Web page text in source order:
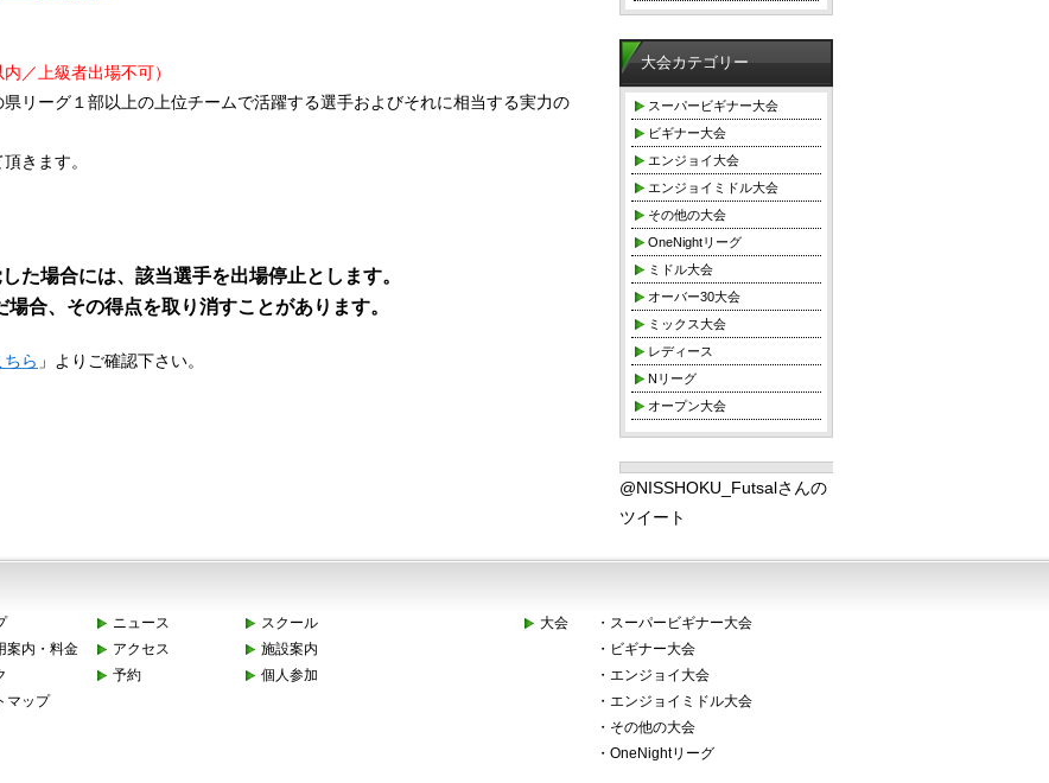
内／上級者出場不可）
リーグ１部以上の上位チームで活躍する選手およびそれに相当する実力の
きます。
た場合には、該当選手を出場停止とします。
、その得点を取り消すことがあります。
ちら 」よりご確認下さい。
大会カテゴリー
スーパービギナー大会
ビギナー大会
エンジョイ大会
エンジョイミドル大会
その他の大会
OneNightリーグ
ミドル大会
オーバー30大会
ミックス大会
レディース
Nリーグ
オープン大会
@NISSHOKU_Futsalさんの
ツイート
ニュース
スクール
案内・料金
アクセス
施設案内
予約
個人参加
マップ
大会 ・ スーパービギナー大会
・ ビギナー大会
・ エンジョイ大会
・ エンジョイミドル大会
・ その他の大会
・ OneNightリーグ